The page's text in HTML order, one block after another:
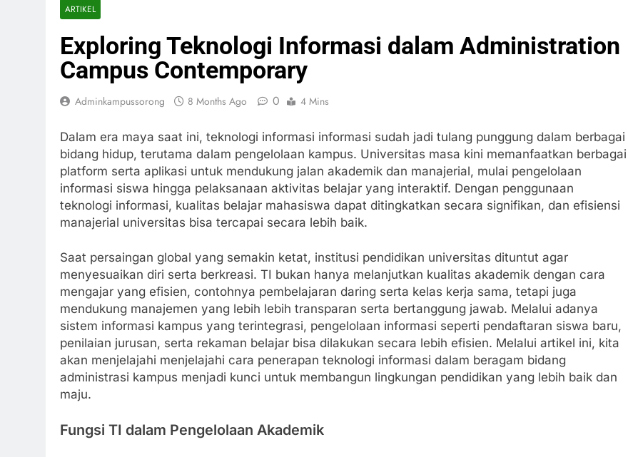
ARTIKEL
Exploring Teknologi Informasi dalam Administration
Campus Contemporary
Adminkampussorong 8 Months Ago 0 4 Mins
Dalam era maya saat ini, teknologi informasi informasi sudah jadi tulang punggung dalam berbagai
bidang hidup, terutama dalam pengelolaan kampus. Universitas masa kini memanfaatkan berbagai
platform serta aplikasi untuk mendukung jalan akademik dan manajerial, mulai pengelolaan
informasi siswa hingga pelaksanaan aktivitas belajar yang interaktif. Dengan penggunaan
teknologi informasi, kualitas belajar mahasiswa dapat ditingkatkan secara signifikan, dan efisiensi
manajerial universitas bisa tercapai secara lebih baik.
Saat persaingan global yang semakin ketat, institusi pendidikan universitas dituntut agar
menyesuaikan diri serta berkreasi. TI bukan hanya melanjutkan kualitas akademik dengan cara
mengajar yang efisien, contohnya pembelajaran daring serta kelas kerja sama, tetapi juga
mendukung manajemen yang lebih lebih transparan serta bertanggung jawab. Melalui adanya
sistem informasi kampus yang terintegrasi, pengelolaan informasi seperti pendaftaran siswa baru,
penilaian jurusan, serta rekaman belajar bisa dilakukan secara lebih efisien. Melalui artikel ini, kita
akan menjelajahi menjelajahi cara penerapan teknologi informasi dalam beragam bidang
administrasi kampus menjadi kunci untuk membangun lingkungan pendidikan yang lebih baik dan
maju.
Fungsi TI dalam Pengelolaan Akademik